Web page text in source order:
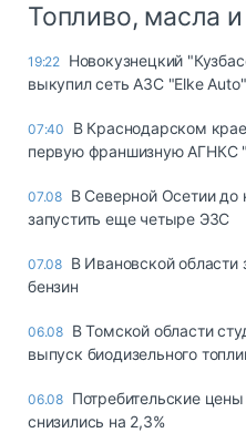
Топливо, масла
19:22 Новокузнецкий
выкупил сеть АЗС "Elke
07:40
В Краснодарском
первую франшизную АГНКС
07.08 В Северной Осетии до
запустить еще четыре ЭЗС
07.08 В Ивановской
бензин
06.08 В Томской области
выпуск биодизельного
06.08 Потребительские
снизились на 2,3%